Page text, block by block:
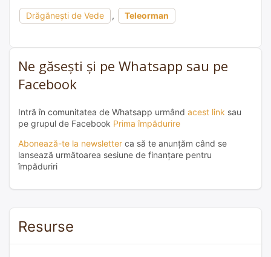
Drăgănești de Vede , Teleorman
Ne găsești și pe Whatsapp sau pe
Facebook
Intră în comunitatea de Whatsapp urmând acest link sau
pe grupul de Facebook Prima împădurire
Abonează-te la newsletter ca să te anunțăm când se
lansează următoarea sesiune de finanțare pentru
împăduriri
Resurse